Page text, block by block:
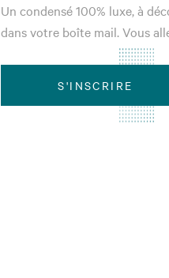
Un condensé 100% luxe, à
dans votre boîte mail. Vous
S'INSCRIRE